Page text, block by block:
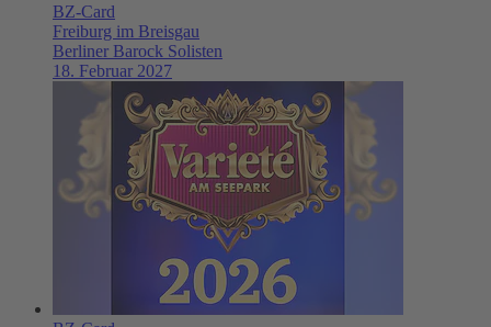
BZ-Card
Freiburg im Breisgau
Berliner Barock Solisten
18. Februar 2027